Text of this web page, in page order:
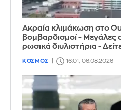
Ακραία κλιμάκωση στο
βομβαρδισμοί - Μεγάλες
ρωσικά διυλιστήρια -
ΚΟΣΜΟΣ 16:01, 06.08.2026